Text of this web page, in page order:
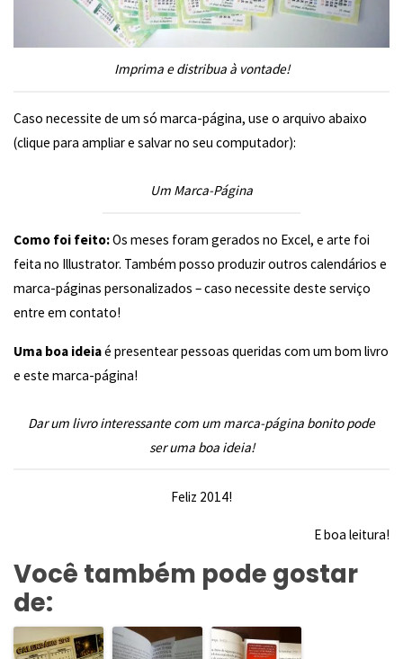
Imprima e distribua à vontade!
Caso necessite de um só marca-página, use o arquivo abaixo
(clique para ampliar e salvar no seu computador):
Um Marca-Página
Como foi feito:Os meses foram gerados no Excel, e arte foi
feita no Illustrator. Também posso produzir outros calendários e
marca-páginas personalizados – caso necessite deste serviço
entre em contato!
Uma boa ideiaé presentear pessoas queridas com um bom livro
e este marca-página!
Dar um livro interessante com um marca-página bonito pode
ser uma boa ideia!
Feliz 2014!
E boa leitura!
Você também pode gostar
de: